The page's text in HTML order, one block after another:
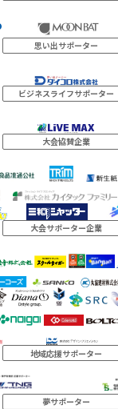
思い出サポーター
ビジネスライフサポーター
大会協賛企業
大会サポーター企業
地域応援サポーター
夢サポーター